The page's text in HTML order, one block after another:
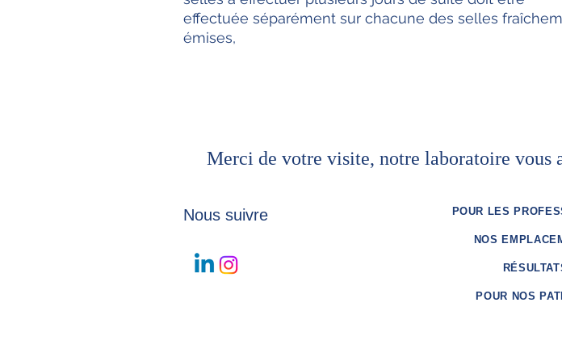
effectuée séparément sur chacune des selles
émises,
Merci de votre visite, notre laboratoire vous
Nous suivre POUR LES
NOS
POUR NOS